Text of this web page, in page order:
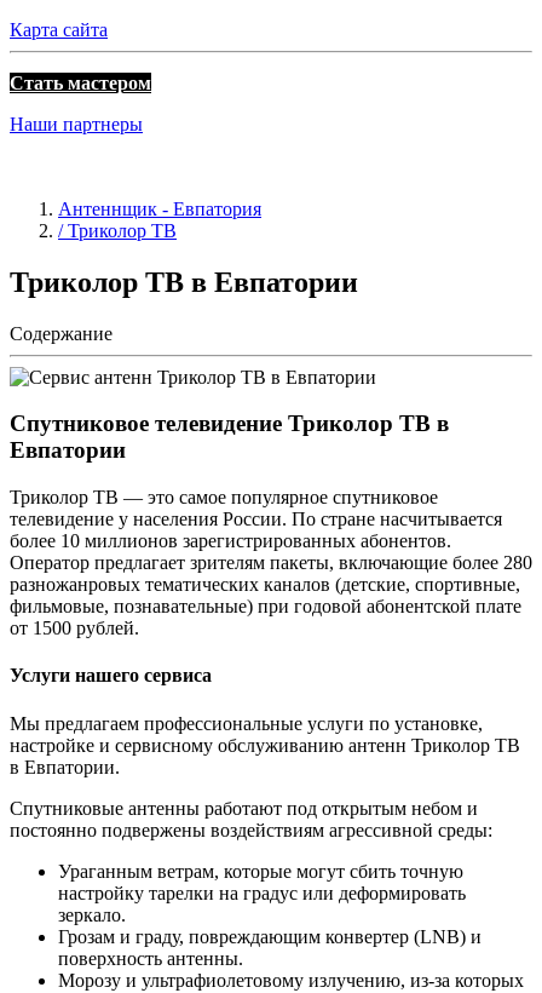
Карта сайта
Стать мастером
Наши партнеры
Антеннщик - Евпатория
/ Триколор ТВ
Триколор ТВ в Евпатории
Содержание
Спутниковое телевидение Триколор ТВ в
Евпатории
Триколор ТВ — это самое популярное спутниковое
телевидение у населения России. По стране насчитывается
более 10 миллионов зарегистрированных абонентов.
Оператор предлагает зрителям пакеты, включающие более 280
разножанровых тематических каналов (детские, спортивные,
фильмовые, познавательные) при годовой абонентской плате
от 1500 рублей.
Услуги нашего сервиса
Мы предлагаем профессиональные услуги по установке,
настройке и сервисному обслуживанию антенн Триколор ТВ
в Евпатории.
Спутниковые антенны работают под открытым небом и
постоянно подвержены воздействиям агрессивной среды:
Ураганным ветрам, которые могут сбить точную
настройку тарелки на градус или деформировать
зеркало.
Грозам и граду, повреждающим конвертер (LNB) и
поверхность антенны.
Морозу и ультрафиолетовому излучению, из-за которых